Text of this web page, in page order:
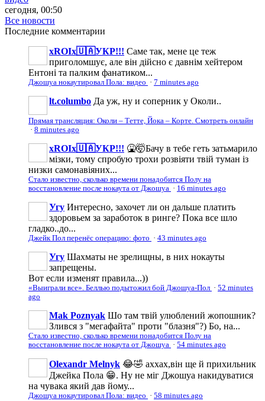
сегодня, 00:50
Все новости
Последние комментарии
xROIx🇺🇦УКР!!! Саме так, мене це теж
приголомшує, але він дійсно є давнім хейтером
Ентоні та палким фанатиком...
Джошуа нокаутировал Пола: видео · 7 minutes ago
lt.columbo Да уж, ну и соперник у Околи..
Прямая трансляция: Околи – Тетте, Йока – Корте. Смотреть онлайн
· 8 minutes ago
xROIx🇺🇦УКР!!! 🤮🤯Бачу в тебе геть затьмарило
мізки, тому спробую трохи розвіяти твій туман із
низки самонавіяних...
Стало известно, сколько времени понадобится Полу на
восстановление после нокаута от Джошуа · 16 minutes ago
Угу Интересно, захочет ли он дальше платить
здоровьем за заработок в ринге? Пока все шло
гладко..до...
Джейк Пол перенёс операцию: фото · 43 minutes ago
Угу Шахматы не зрелищны, в них нокауты
запрещены.
Вот если изменят правила...))
«Выиграли все». Беллью подытожил бой Джошуа-Пол · 52 minutes
ago
Mak Poznyak Шо там твій улюблений жопошник?
Злився з "мегафайта" проти "блазня"?) Бо, на...
Стало известно, сколько времени понадобится Полу на
восстановление после нокаута от Джошуа · 54 minutes ago
Olexandr Melnyk 😂🤣 аххах,він ще й прихильник
Джейка Пола 😁. Ну не міг Джошуа накидуватися
на чувака який дав йому...
Джошуа нокаутировал Пола: видео · 58 minutes ago